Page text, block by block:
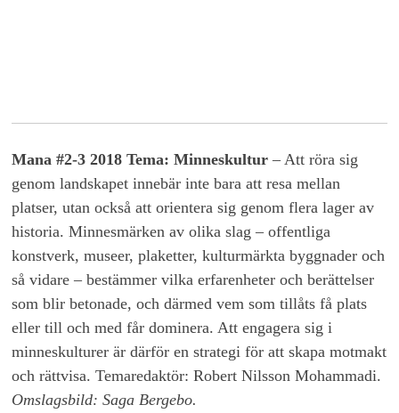
Mana #2-3 2018 Tema: Minneskultur – Att röra sig
genom landskapet innebär inte bara att resa mellan
platser, utan också att orientera sig genom flera lager av
historia. Minnesmärken av olika slag – offentliga
konstverk, museer, plaketter, kulturmärkta byggnader och
så vidare – bestämmer vilka erfarenheter och berättelser
som blir betonade, och därmed vem som tillåts få plats
eller till och med får dominera. Att engagera sig i
minneskulturer är därför en strategi för att skapa motmakt
och rättvisa. Temaredaktör: Robert Nilsson Mohammadi.
Omslagsbild: Saga Bergebo.